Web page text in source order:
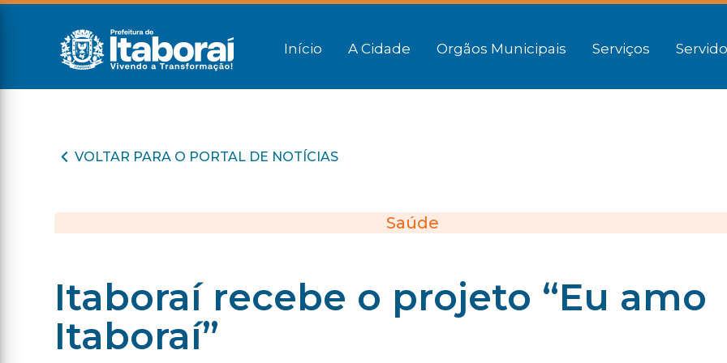
Início A Cidade Orgãos Municipais Serviços
VOLTAR PARA O PORTAL DE NOTÍCIAS
Saúde
Itaboraí recebe o projeto “Eu amo
Itaboraí”